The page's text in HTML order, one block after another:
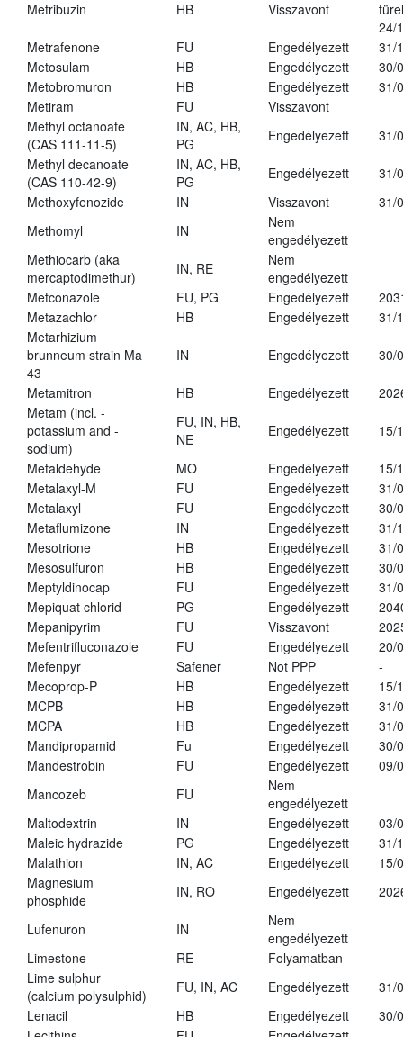
Metribuzin HB Visszavont
24/
Metrafenone
FU Engedélyezett
31/
Metosulam
HB Engedélyezett
30/
Metobromuron
HB Engedélyezett
31/
Metiram
FU
Visszavont
Methyl octanoate
(CAS 111-11-5)
IN, AC, HB,
PG
Engedélyezett
31/
Methyl decanoate
(CAS 110-42-9)
IN, AC, HB,
PG
Engedélyezett
31/
Methoxyfenozide
IN Visszavont
31/
Methomyl
IN
Nem
engedélyezett
Methiocarb (aka
mercaptodimethur)
IN, RE
Nem
engedélyezett
Metconazole
FU, PG Engedélyezett
Metazachlor
HB Engedélyezett
31/
Metarhizium
brunneum strain Ma
43
IN Engedélyezett 30/
Metamitron HB Engedélyezett
Metam (incl. -
potassium and -
sodium)
FU, IN, HB,
NE
Engedélyezett 15/
Metaldehyde MO Engedélyezett
15/
Metalaxyl-M
FU Engedélyezett
31/
Metalaxyl
FU Engedélyezett
30/
Metaflumizone
IN Engedélyezett
31/
Mesotrione
HB Engedélyezett
31/
Mesosulfuron
HB Engedélyezett
30/
Meptyldinocap
FU Engedélyezett
31/
Mepiquat chlorid
PG Engedélyezett
Mepanipyrim
FU Visszavont
Mefentrifluconazole
FU Engedélyezett
20/
Mefenpyr
Safener Not PPP
-
Mecoprop-P
HB Engedélyezett
15/
MCPB
HB Engedélyezett
31/
MCPA
HB Engedélyezett
31/
Mandipropamid
Fu Engedélyezett
30/
Mandestrobin
FU Engedélyezett
09/
Mancozeb
FU
Nem
engedélyezett
Maltodextrin
IN Engedélyezett
03/
Maleic hydrazide
PG Engedélyezett
31/
Malathion
IN, AC Engedélyezett
15/
Magnesium
phosphide
IN, RO Engedélyezett
Lufenuron IN
Nem
engedélyezett
Limestone
RE
Folyamatban
Lime sulphur
(calcium polysulphid)
FU, IN, AC Engedélyezett
31/
Lenacil
HB Engedélyezett
30/